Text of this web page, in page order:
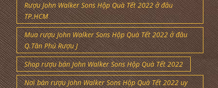
Rượu John Walker Sons Hộp Quà Tết 2022 ở đâu
TP.HCM
Mua rượu John Walker Sons Hộp Quà Tết 2022 ở đâu
Q.Tân Phú Rượu J
Shop rượu bán John Walker Sons Hộp Quà Tết 2022
Nơi bán rượu John Walker Sons Hộp Quà Tết 2022 uy